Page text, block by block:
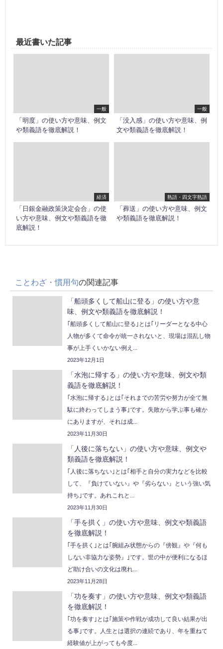
最近書いた記事
一般
「明度」の使い方や意味、例文
や類義語を徹底解説！
一般
「没入感」の使い方や意味、例
文や類義語を徹底解説！
経済
「日銀金融政策決定会合」の使
い方や意味、例文や類義語を徹
底解説！
熟語・四文字熟語
「葬送」の使い方や意味、例文
や類義語を徹底解説！
ことわざ・慣用句の関連記事
「船頭多くして船山に登る」の使い方や意
味、例文や類義語を徹底解説！
｢船頭多くして船山に登る｣とは｢リーダーとなる中心
人物が多くて命令が統一されないと、現場は混乱し物
事が上手くいかない例え...
2023年12月1日
「水泡に帰する」の使い方や意味、例文や類
義語を徹底解説！
｢水泡に帰する｣とは｢それまでの苦労や努力が全て無
駄に終わってしまう事｣です。失敗から学ぶ事も確か
にありますが、それは成...
2023年11月30日
「人後に落ちない」の使い方や意味、例文や
類義語を徹底解説！
｢人後に落ちない｣とは｢相手と自分の実力などを比較
して、『負けていない』や『劣らない』という強い気
持ち｣です。あれこれと...
2023年11月30日
「手を拱く」の使い方や意味、例文や類義語
を徹底解説！
｢手を拱く｣とは｢腕組み状態からの『傍観』や『何も
しない非協力な姿勢』｣です。世の中が便利になるほ
ど助け合いの文化は廃れ...
2023年11月28日
「功を奏す」の使い方や意味、例文や類義語
を徹底解説！
｢功を奏す｣とは｢施策や作戦が成功して良い結果が出
る事｣です。人生とは選択の連続であり、年を重ねて
経験値が上がっても今度...